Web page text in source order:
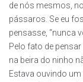
de nós mesmos,
pássaros. Se eu
pensasse, “nunca
Pelo fato de
na beira do ninho
Estava ouvindo